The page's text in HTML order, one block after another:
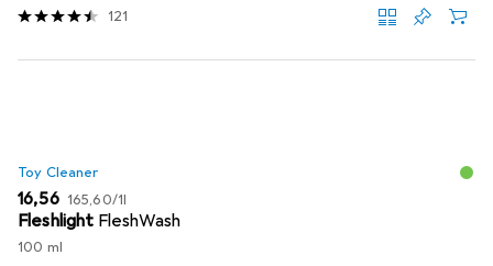
121
Toy Cleaner
EUR
16,56 EUR
165,60/1l
Fleshlight FleshWash
100 ml